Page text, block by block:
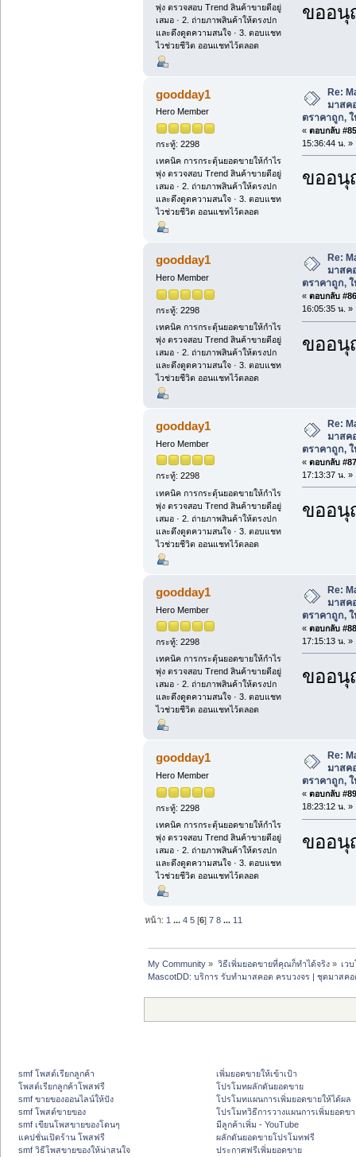
พุ่ง ตรวจสอบ Trend สินค้าขายดีอยู่
เสมอ · 2. ถ่ายภาพสินค้าให้ตรงปก
และดึงดูดความสนใจ · 3. ตอบแชท
ไวช่วยชีวิต ออนแชทไว้ตลอด
ขออนุ
goodday1
Hero Member
กระทู้: 2298
เทคนิค การกระตุ้นยอดขายให้กำไร
พุ่ง ตรวจสอบ Trend สินค้าขายดีอยู่
เสมอ · 2. ถ่ายภาพสินค้าให้ตรงปก
และดึงดูดความสนใจ · 3. ตอบแชท
ไวช่วยชีวิต ออนแชทไว้ตลอด
Re:
มาสค
ตราคาถูก,
« ตอบกลับ
15:36:44 น. »
ขออนุ
goodday1
Hero Member
กระทู้: 2298
เทคนิค การกระตุ้นยอดขายให้กำไร
พุ่ง ตรวจสอบ Trend สินค้าขายดีอยู่
เสมอ · 2. ถ่ายภาพสินค้าให้ตรงปก
และดึงดูดความสนใจ · 3. ตอบแชท
ไวช่วยชีวิต ออนแชทไว้ตลอด
Re:
มาสค
ตราคาถูก,
« ตอบกลับ
16:05:35 น. »
ขออนุ
goodday1
Hero Member
กระทู้: 2298
เทคนิค การกระตุ้นยอดขายให้กำไร
พุ่ง ตรวจสอบ Trend สินค้าขายดีอยู่
เสมอ · 2. ถ่ายภาพสินค้าให้ตรงปก
และดึงดูดความสนใจ · 3. ตอบแชท
ไวช่วยชีวิต ออนแชทไว้ตลอด
Re:
มาสค
ตราคาถูก,
« ตอบกลับ
17:13:37 น. »
ขออนุ
goodday1
Hero Member
กระทู้: 2298
เทคนิค การกระตุ้นยอดขายให้กำไร
พุ่ง ตรวจสอบ Trend สินค้าขายดีอยู่
เสมอ · 2. ถ่ายภาพสินค้าให้ตรงปก
และดึงดูดความสนใจ · 3. ตอบแชท
ไวช่วยชีวิต ออนแชทไว้ตลอด
Re:
มาสค
ตราคาถูก,
« ตอบกลับ
17:15:13 น. »
ขออนุ
goodday1
Hero Member
กระทู้: 2298
เทคนิค การกระตุ้นยอดขายให้กำไร
พุ่ง ตรวจสอบ Trend สินค้าขายดีอยู่
เสมอ · 2. ถ่ายภาพสินค้าให้ตรงปก
และดึงดูดความสนใจ · 3. ตอบแชท
ไวช่วยชีวิต ออนแชทไว้ตลอด
Re:
มาสค
ตราคาถูก,
« ตอบกลับ
18:23:12 น. »
ขออนุ
หน้า: 1 ...4 5 [6]7 8 ... 11
My Community » วิธีเพิ่มยอดขายที่คุณก็ทำได้จริง» เว
MascotDD: บริการ รับทำมาสคอต ครบวงจร | ชุดมาสค
smf โพสต์เรียกลูกค้า
โพสต์เรียกลูกค้าโพสฟรี
smf ขายของออนไลน์ให้ปัง
smf โพสต์ขายของ
smf เขียนโพสขายของโดนๆ
แคปชั่นเปิดร้าน โพสฟรี
smf วิธีโพสขายของให้น่าสนใจ
เพิ่มยอดขายให้เข้าเป้า
โปรโมทผลักดันยอดขาย
โปรโมทแผนการเพิ่มยอดขายให้ได้ผล
โปรโมทวิธีการวางแผนการเพิ่มยอดข
มีลูกค้าเพิ่ม - YouTube
ผลักดันยอดขายโปรโมทฟรี
ประกาศฟรีเพิ่มยอดขาย